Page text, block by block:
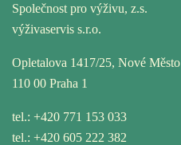
Společnost pro výživu, z.s.
výživaservis s.r.o.
Opletalova 1417/25, Nové Město
110 00 Praha 1
tel.: +420 771 153 033
tel.: +420 605 222 382